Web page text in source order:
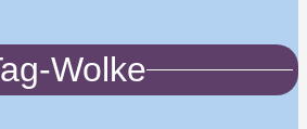
Wolke